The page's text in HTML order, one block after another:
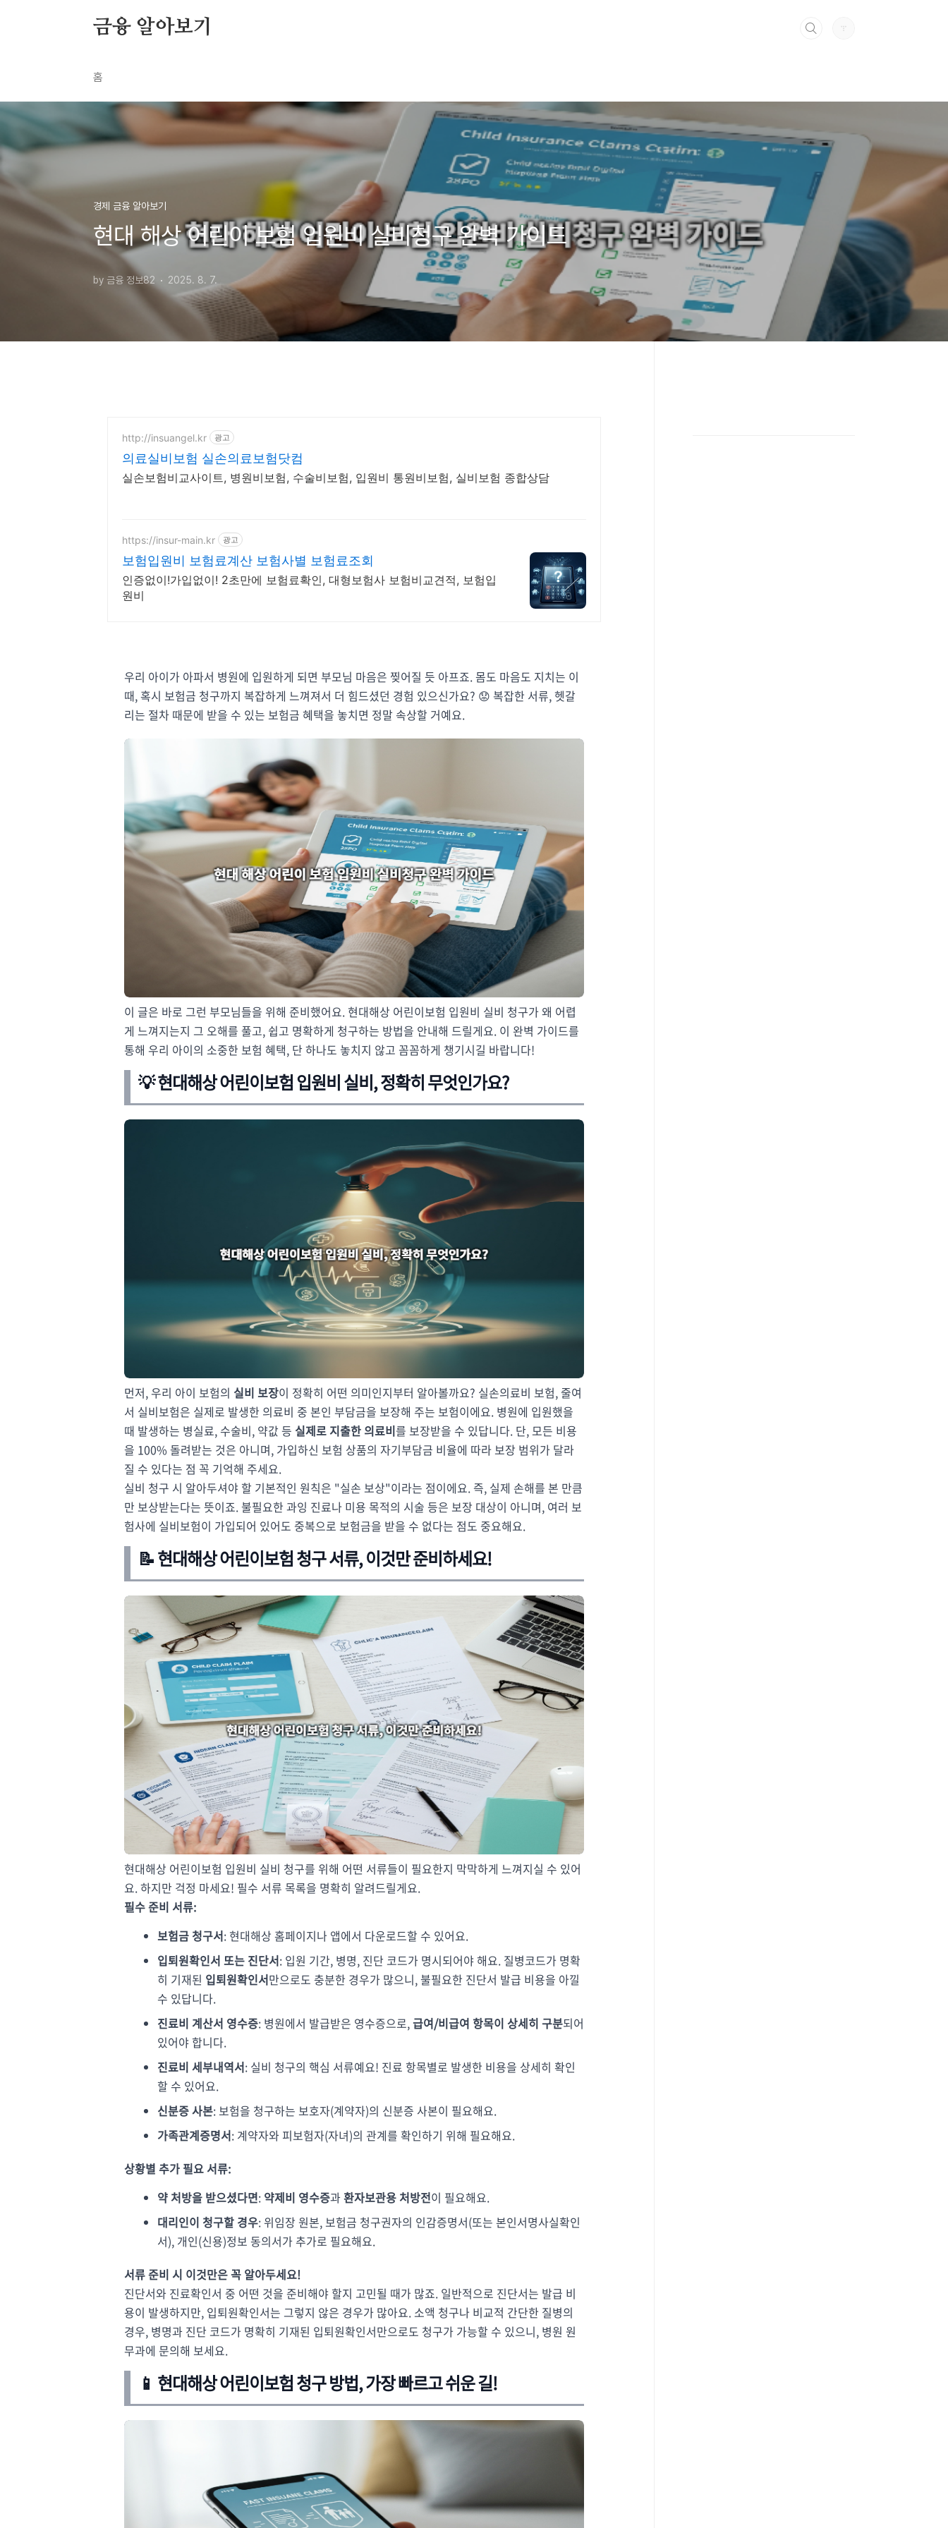
금융 알아보기
홈
경제 금융 알아보기
현대 해상 어린이 보험 입원비 실비청구 완벽 가이드
by 금융 정보82 2025. 8. 7.
http://insuangel.kr 광고
의료실비보험 실손의료보험닷컴
실손보험비교사이트, 병원비보험, 수술비보험, 입원비 통원비보험, 실비보험 종합상담
https://insur-main.kr 광고
보험입원비 보험료계산 보험사별 보험료조회
인증없이!가입없이! 2초만에 보험료확인, 대형보험사 보험비교견적, 보험입
원비
우리 아이가 아파서 병원에 입원하게 되면 부모님 마음은 찢어질 듯 아프죠. 몸도 마음도 지치는 이
때, 혹시 보험금 청구까지 복잡하게 느껴져서 더 힘드셨던 경험 있으신가요? 😟 복잡한 서류, 헷갈
리는 절차 때문에 받을 수 있는 보험금 혜택을 놓치면 정말 속상할 거예요.
이 글은 바로 그런 부모님들을 위해 준비했어요. 현대해상 어린이보험 입원비 실비 청구가 왜 어렵
게 느껴지는지 그 오해를 풀고, 쉽고 명확하게 청구하는 방법을 안내해 드릴게요. 이 완벽 가이드를
통해 우리 아이의 소중한 보험 혜택, 단 하나도 놓치지 않고 꼼꼼하게 챙기시길 바랍니다!
💡 현대해상 어린이보험 입원비 실비, 정확히 무엇인가요?
먼저, 우리 아이 보험의 실비 보장이 정확히 어떤 의미인지부터 알아볼까요? 실손의료비 보험, 줄여
서 실비보험은 실제로 발생한 의료비 중 본인 부담금을 보장해 주는 보험이에요. 병원에 입원했을
때 발생하는 병실료, 수술비, 약값 등 실제로 지출한 의료비를 보장받을 수 있답니다. 단, 모든 비용
을 100% 돌려받는 것은 아니며, 가입하신 보험 상품의 자기부담금 비율에 따라 보장 범위가 달라
질 수 있다는 점 꼭 기억해 주세요.
실비 청구 시 알아두셔야 할 기본적인 원칙은 "실손 보상"이라는 점이에요. 즉, 실제 손해를 본 만큼
만 보상받는다는 뜻이죠. 불필요한 과잉 진료나 미용 목적의 시술 등은 보장 대상이 아니며, 여러 보
험사에 실비보험이 가입되어 있어도 중복으로 보험금을 받을 수 없다는 점도 중요해요.
📝 현대해상 어린이보험 청구 서류, 이것만 준비하세요!
현대해상 어린이보험 입원비 실비 청구를 위해 어떤 서류들이 필요한지 막막하게 느껴지실 수 있어
요. 하지만 걱정 마세요! 필수 서류 목록을 명확히 알려드릴게요.
필수 준비 서류:
보험금 청구서: 현대해상 홈페이지나 앱에서 다운로드할 수 있어요.
입퇴원확인서 또는 진단서: 입원 기간, 병명, 진단 코드가 명시되어야 해요. 질병코드가 명확
히 기재된 입퇴원확인서만으로도 충분한 경우가 많으니, 불필요한 진단서 발급 비용을 아낄
수 있답니다.
진료비 계산서 영수증: 병원에서 발급받은 영수증으로,급여/비급여 항목이 상세히 구분되어
있어야 합니다.
진료비 세부내역서: 실비 청구의 핵심 서류예요! 진료 항목별로 발생한 비용을 상세히 확인
할 수 있어요.
신분증 사본: 보험을 청구하는 보호자(계약자)의 신분증 사본이 필요해요.
가족관계증명서: 계약자와 피보험자(자녀)의 관계를 확인하기 위해 필요해요.
상황별 추가 필요 서류:
약 처방을 받으셨다면: 약제비 영수증과환자보관용 처방전이 필요해요.
대리인이 청구할 경우: 위임장 원본, 보험금 청구권자의 인감증명서(또는 본인서명사실확인
서), 개인(신용)정보 동의서가 추가로 필요해요.
서류 준비 시 이것만은 꼭 알아두세요!
진단서와 진료확인서 중 어떤 것을 준비해야 할지 고민될 때가 많죠. 일반적으로 진단서는 발급 비
용이 발생하지만, 입퇴원확인서는 그렇지 않은 경우가 많아요. 소액 청구나 비교적 간단한 질병의
경우, 병명과 진단 코드가 명확히 기재된 입퇴원확인서만으로도 청구가 가능할 수 있으니, 병원 원
무과에 문의해 보세요.
📱 현대해상 어린이보험 청구 방법, 가장 빠르고 쉬운 길!